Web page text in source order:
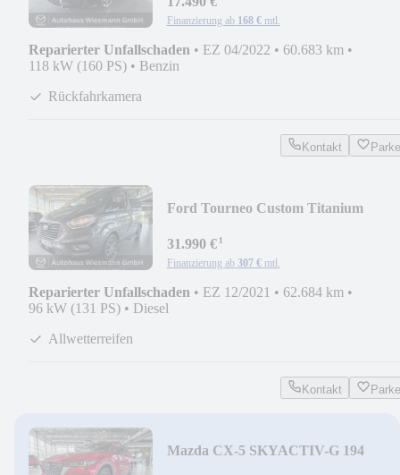
Finanzierung ab 168 € mtl.
Reparierter Unfallschaden • EZ 04/2022 • 60.683 km •
118 kW (160 PS) • Benzin
Rückfahrkamera
Kontakt
Ford Tourneo Custom Titanium
31.990 €¹
Finanzierung ab 307 € mtl.
Reparierter Unfallschaden • EZ 12/2021 • 62.684 km •
96 kW (131 PS) • Diesel
Allwetterreifen
Kontakt
Mazda CX-5 SKYACTIV-G 194